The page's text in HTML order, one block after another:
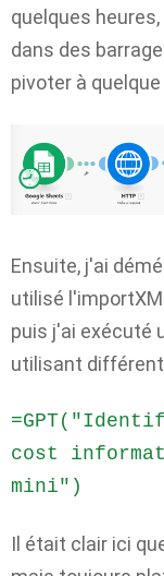
quelques
dans des
pivoter à
Ensuite, j'ai
utilisé
puis j'ai exécuté
utilisant
cost
mini")
Il était clair ici